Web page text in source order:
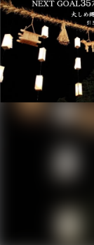
テク
映
ビ
ま